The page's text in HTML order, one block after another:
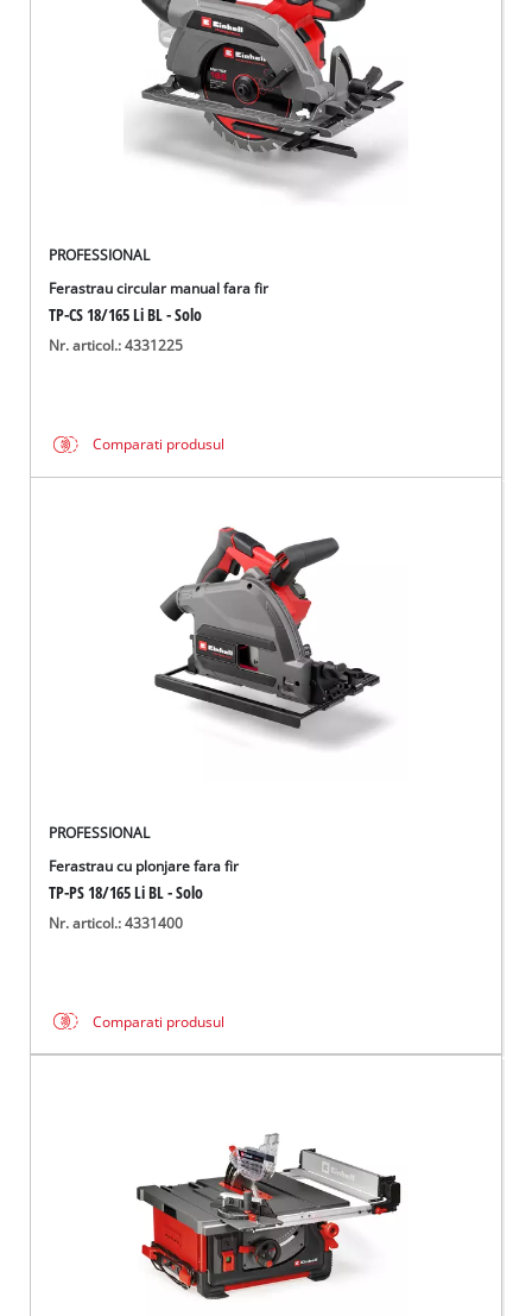
PROFESSIONAL
Ferastrau circular manual fara fir
TP-CS 18/165 Li BL - Solo
Nr. articol.: 4331225
Comparati produsul
PROFESSIONAL
Ferastrau cu plonjare fara fir
TP-PS 18/165 Li BL - Solo
Nr. articol.: 4331400
Comparati produsul